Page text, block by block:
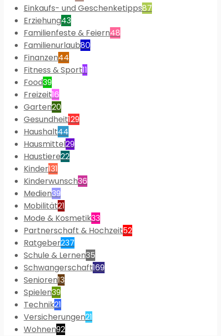
Einkaufs- und Geschenketipps87
Erziehung43
Familienfeste & Feiern48
Familienurlaub80
Finanzen44
Fitness & Sport11
Food39
Freizeit16
Garten20
Gesundheit129
Haushalt44
Hausmittel29
Haustiere22
Kinder131
Kinderwunsch36
Medien39
Mobilität21
Mode & Kosmetik33
Partnerschaft & Hochzeit52
Ratgeber237
Schule & Lernen35
Schwangerschaft169
Senioren13
Spielen39
Technik21
Versicherungen21
Wohnen92